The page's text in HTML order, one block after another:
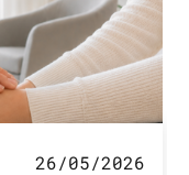
26/05/2026